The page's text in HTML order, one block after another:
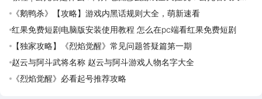
费领取攻略
《鹅鸭杀》【攻略】游戏内黑话规则大全，萌新速看
红果免费短剧电脑版安装使用教程 怎么在pc端看红果免费短剧
【独家攻略】《烈焰觉醒》常见问题答疑篇第一期
赵云与阿斗武将名称 赵云与阿斗游戏人物名字大全
《烈焰觉醒》必看起号推荐攻略